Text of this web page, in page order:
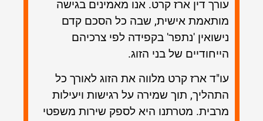
עורך דין ארז קרט. אנו מאמינים בגישה
מותאמת אישית, שבה כל הסכם קדם
נישואין 'נתפר' בקפידה לפי צרכיהם
הייחודיים של בני הזוג.
עו"ד ארז קרט מלווה את הזוג לאורך כל
התהליך, תוך שמירה על רגישות ויעילות
מרבית. מטרתנו היא לספק שירות משפטי